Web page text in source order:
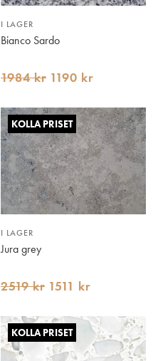
I LAGER
Bianco Sardo
1984 kr 1190 kr
KOLLA PRISET
I LAGER
Jura grey
2519 kr 1511 kr
KOLLA PRISET